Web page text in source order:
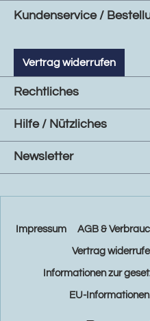
Kundenservice /
Vertrag widerrufen
Rechtliches
Hilfe / Nützliches
Newsletter
Impressum AGB &
Vertrag
Informationen zur
EU-